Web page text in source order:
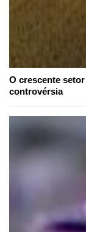
O crescente
controvérsia